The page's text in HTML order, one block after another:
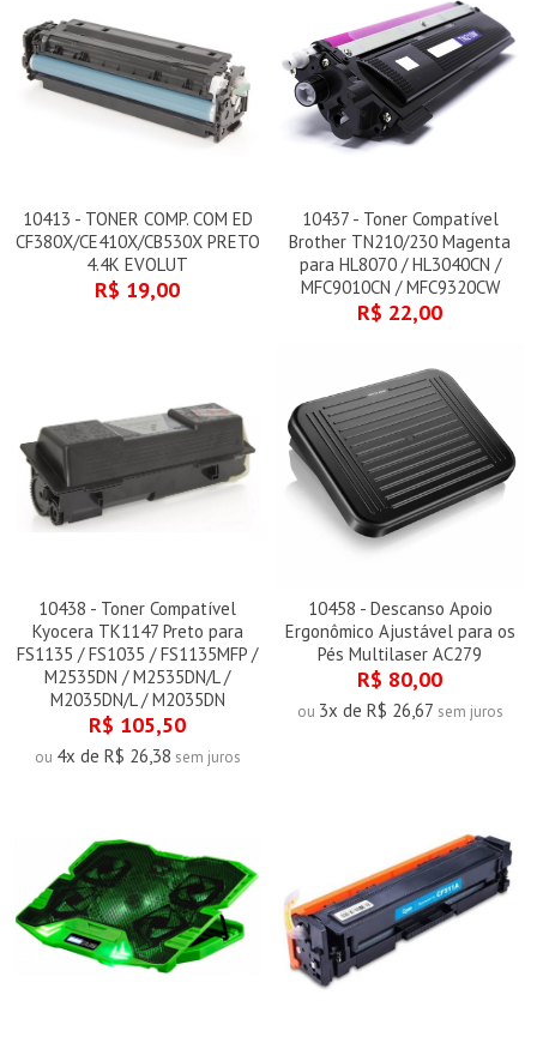
10413 - TONER COMP. COM ED
CF380X/CE410X/CB530X PRETO
4.4K EVOLUT
R$ 19,00
10437 - Toner Compatível
Brother TN210/230 Magenta
para HL8070 / HL3040CN /
MFC9010CN / MFC9320CW
R$ 22,00
10438 - Toner Compatível
Kyocera TK1147 Preto para
FS1135 / FS1035 / FS1135MFP /
M2535DN / M2535DN/L /
M2035DN/L / M2035DN
R$ 105,50
ou 4x de R$ 26,38 sem juros
10458 - Descanso Apoio
Ergonômico Ajustável para os
Pés Multilaser AC279
R$ 80,00
ou 3x de R$ 26,67 sem juros